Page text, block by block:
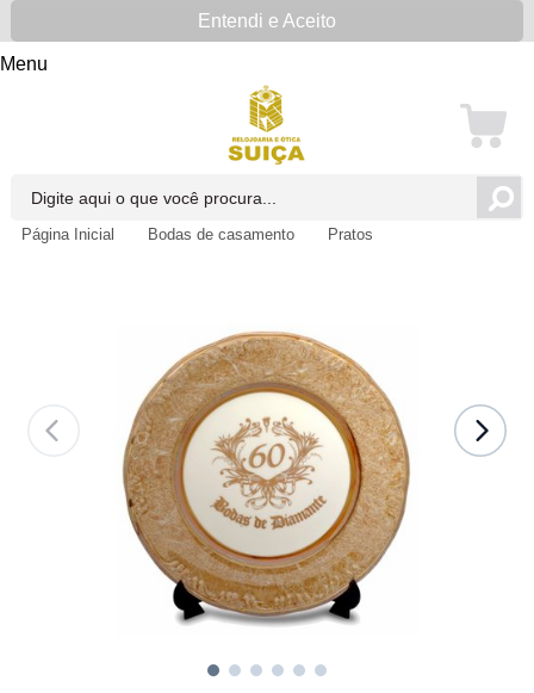
Entendi e Aceito
Menu
Página Inicial Bodas de casamento Pratos